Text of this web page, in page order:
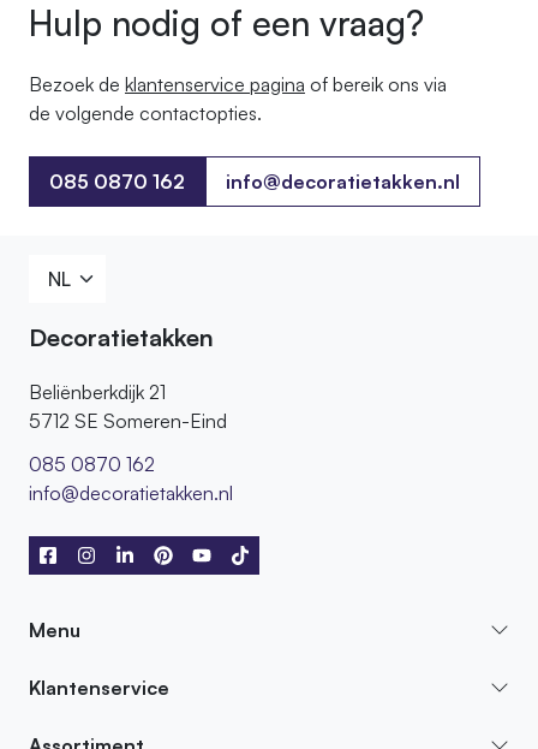
Hulp nodig of een vraag?
Bezoek de klantenservice pagina of bereik ons ​​via
de volgende contactopties.
085 0870 162
085 0870 162
info@decoratietakken.nl
Decoratietakken
Beliënberkdijk 21
5712 SE Someren-Eind
085 0870 162
info@decoratietakken.nl
Menu
Klantenservice